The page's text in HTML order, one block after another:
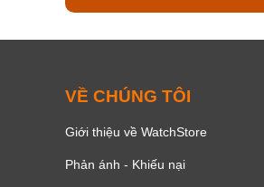
VỀ CHÚNG TÔI
Giới thiệu về WatchStore
Phản ánh - Khiếu nại